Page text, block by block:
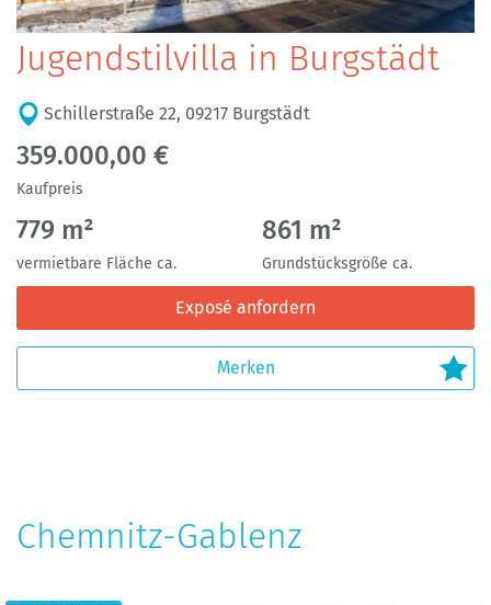
Jugendstilvilla in Burgstädt
Schillerstraße 22, 09217 Burgstädt
359.000,00 €
Kaufpreis
779 m²
vermietbare Fläche ca.
861 m²
Grundstücksgröße ca.
Exposé anfordern
Chemnitz-Gablenz